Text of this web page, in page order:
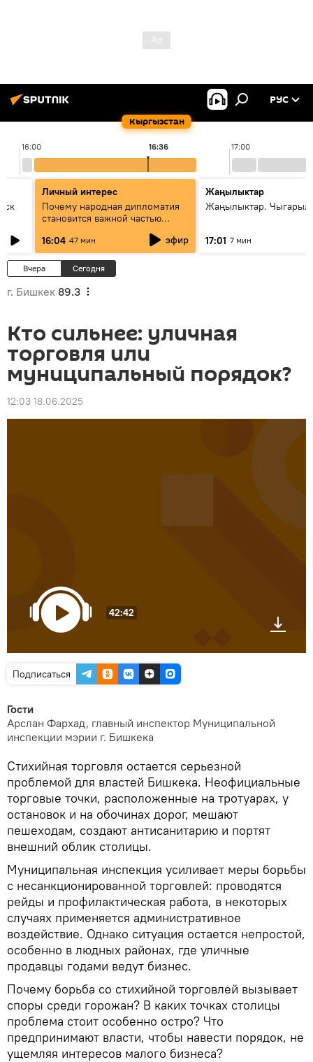
Кыргызстан
РУС
16:00 17:00
16:36
Личный интерес
Почему народная дипломатия
становится важной частью
сотрудничества
16:04 47 мин эфир
Жаңылыктар
Жаңылыктар.
17:01 7 мин
Вчера Сегодня
г. Бишкек 89.3
Кто сильнее: уличная
торговля или
муниципальный порядок?
12:03 18.06.2025
42:42
Подписаться
Гости
Арслан Фархад, главный инспектор Муниципальной
инспекции мэрии г. Бишкека
Стихийная торговля остается серьезной
проблемой для властей Бишкека. Неофициальные
торговые точки, расположенные на тротуарах, у
остановок и на обочинах дорог, мешают
пешеходам, создают антисанитарию и портят
внешний облик столицы.
Муниципальная инспекция усиливает меры борьбы
с несанкционированной торговлей: проводятся
рейды и профилактическая работа, в некоторых
случаях применяется административное
воздействие. Однако ситуация остается непростой,
особенно в людных районах, где уличные
продавцы годами ведут бизнес.
Почему борьба со стихийной торговлей вызывает
споры среди горожан? В каких точках столицы
проблема стоит особенно остро? Что
предпринимают власти, чтобы навести порядок, не
ущемляя интересов малого бизнеса?